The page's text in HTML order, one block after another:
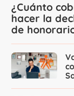
¿Cuánto
hacer la
de